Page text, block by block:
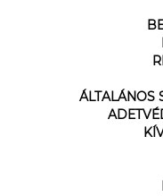
ÁLTALÁNOS